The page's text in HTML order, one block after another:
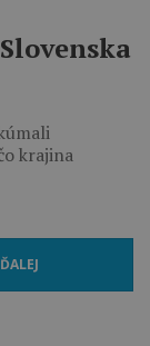
krajina
ĎALEJ